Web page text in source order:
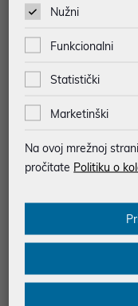
Podaci uz artikle su
odgovara za
prilikom štampanja te
ilustrativne prirode te ne
HP Pavilion Wired
• HP 680 Comfort -
zone layout, multi-
Nužni
Funkcionalni
Statistički
Marketinški
Na ovoj mrežnoj
pročitate Politiku o